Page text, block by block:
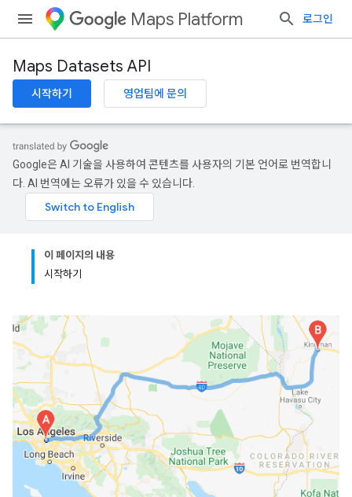
Maps Platform 로그인
Maps Datasets API
시작하기 영업팀에 문의
Google은 AI 기술을 사용하여 콘텐츠를 사용자의 기본 언어로 번역합니
다. AI 번역에는 오류가 있을 수 있습니다.
이 페이지의 내용
시작하기